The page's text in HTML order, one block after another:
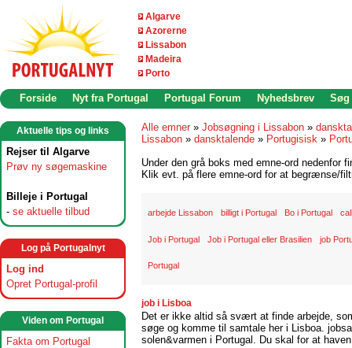
Algarve
Azorerne
Lissabon
Madeira
Porto
Forside Nyt fra Portugal Portugal Forum Nyhedsbrev Søg
Aktuelle tips og links
Rejser til Algarve
Prøv ny søgemaskine
Billeje i Portugal
- se aktuelle tilbud
Log på Portugalnyt
Log ind
Opret Portugal-profil
Viden om Portugal
Fakta om Portugal
Alle emner » Jobsøgning i Lissabon »
Lissabon » dansktalende » Portugisisk »
Under den grå boks med emne-ord nedenfor
Klik evt. på flere emne-ord for at begrænse/
arbejde Lissabon billigt i Portugal Bo i Portugal
Job i Portugal Job i Portugal eller Brasilien job
Portugal
job i Lisboa
Det er ikke altid så svært at finde arbejde,
søge og komme til samtale her i Lisboa.
solen&varmen i Portugal. Du skal for at